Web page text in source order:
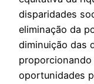
disparidades
eliminação da
diminuição das
proporcionando
oportunidades